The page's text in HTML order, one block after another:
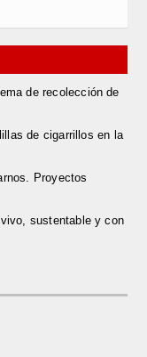
de recolección de
de cigarrillos en la
Proyectos
sustentable y con